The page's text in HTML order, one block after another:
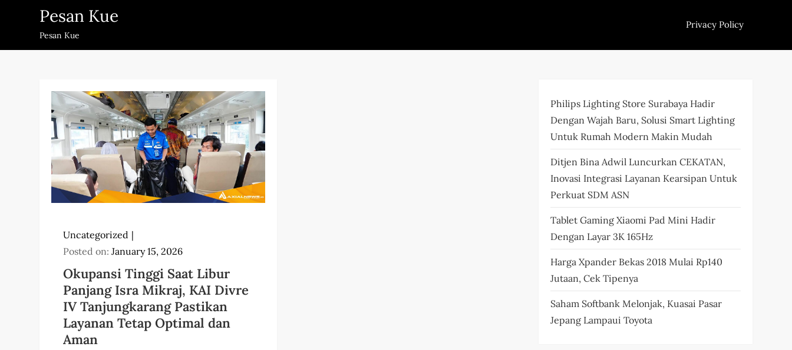
Pesan Kue
Pesan Kue
Privacy Policy
Uncategorized
Posted on:January 15, 2026
Okupansi Tinggi Saat Libur
Panjang Isra Mikraj, KAI Divre
IV Tanjungkarang Pastikan
Layanan Tetap Optimal dan
Aman
Philips Lighting Store Surabaya Hadir
Dengan Wajah Baru, Solusi Smart Lighting
Untuk Rumah Modern Makin Mudah
Ditjen Bina Adwil Luncurkan CEKATAN,
Inovasi Integrasi Layanan Kearsipan Untuk
Perkuat SDM ASN
Tablet Gaming Xiaomi Pad Mini Hadir
Dengan Layar 3K 165Hz
Harga Xpander Bekas 2018 Mulai Rp140
Jutaan, Cek Tipenya
Saham Softbank Melonjak, Kuasai Pasar
Jepang Lampaui Toyota